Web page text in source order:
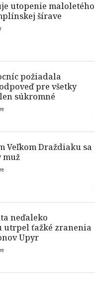
utopenie maloletého
šírave
požiadala
pre všetky
súkromné
Veľkom Draždiaku sa
muž
neďaleko
utrpel ťažké zranenia
Upyr